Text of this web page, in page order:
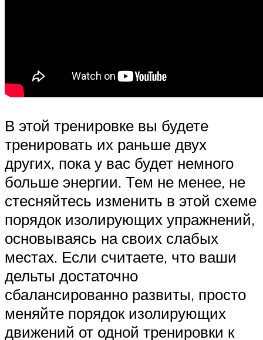
В этой тренировке вы будете
тренировать их раньше двух
других, пока у вас будет немного
больше энергии. Тем не менее, не
стесняйтесь изменить в этой схеме
порядок изолирующих упражнений,
основываясь на своих слабых
местах. Если считаете, что ваши
дельты достаточно
сбалансированно развиты, просто
меняйте порядок изолирующих
движений от одной тренировки к